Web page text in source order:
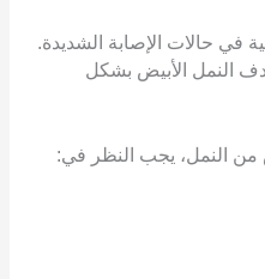
في حالات الإصابة الشديدة.
النمل الأبيض بشكل
من النمل، يجب النظر في: